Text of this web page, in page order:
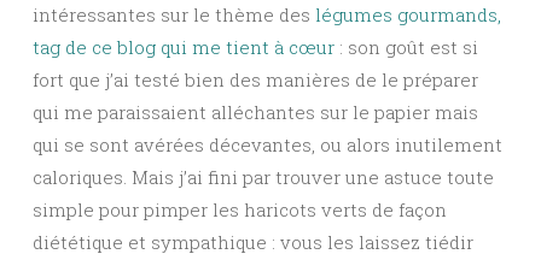
intéressantes sur le thème des légumes gourmands,
tag de ce blog qui me tient à cœur : son goût est si
fort que j’ai testé bien des manières de le préparer
qui me paraissaient alléchantes sur le papier mais
qui se sont avérées décevantes, ou alors inutilement
caloriques. Mais j’ai fini par trouver une astuce toute
simple pour pimper les haricots verts de façon
diététique et sympathique : vous les laissez tiédir